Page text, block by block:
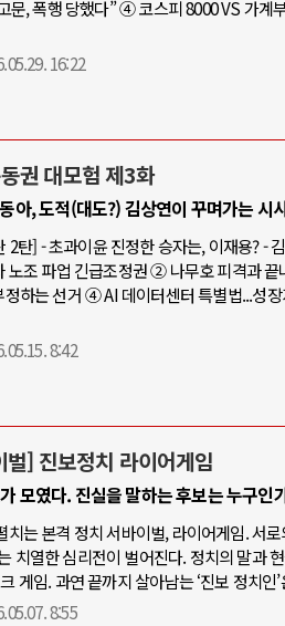
문, 폭행 당했다” ④ 코스피 8000 VS 가계
16:22
권 대모험 제3화
아, 도적(대도?) 김상연이 꾸며가는 시
탄] - 초과이윤 진정한 승자는, 이재용? -
노조 파업 긴급조정권 ② 나무호 피격과 끝
하는 선거 ④ AI 데이터센터 특별법...성
8:42
] 진보정치 라이어게임
모였다. 진실을 말하는 후보는 누구인
치는 본격 정치 서바이벌, 라이어게임. 서
치열한 심리전이 벌어진다. 정치의 말과
게임. 과연 끝까지 살아남는 ‘진보 정치인
8:55